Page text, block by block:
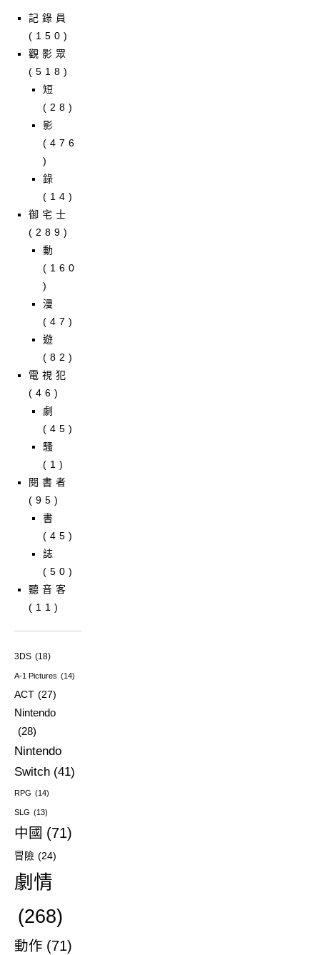
記錄員
(150)
觀影眾
(518)
短
(28)
影
(476
)
錄
(14)
御宅士
(289)
動
(160
)
漫
(47)
遊
(82)
電視犯
(46)
劇
(45)
騷
(1)
閱書者
(95)
書
(45)
誌
(50)
聽音客
(11)
3DS (18)
A-1 Pictures (14)
ACT (27)
Nintendo
(28)
Nintendo
Switch (41)
RPG (14)
SLG (13)
中國 (71)
冒險 (24)
劇情
(268)
動作 (71)